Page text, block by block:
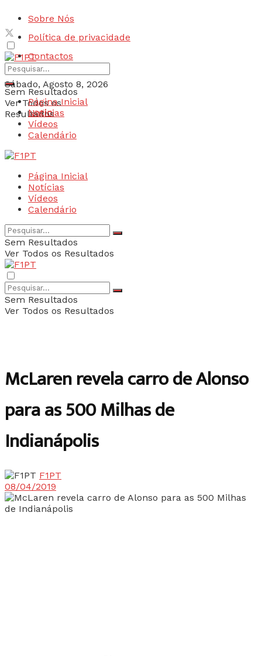
Sobre Nós
Política de privacidade
Contactos
Sábado, Agosto 8, 2026
Login
Sem Resultados
Ver Todos os
Resultados
Página Inicial
Notícias
Vídeos
Calendário
Página Inicial
Notícias
Vídeos
Calendário
Sem Resultados
Ver Todos os Resultados
Sem Resultados
Ver Todos os Resultados
McLaren revela carro de Alonso
para as 500 Milhas de
Indianápolis
F1PT
08/04/2019